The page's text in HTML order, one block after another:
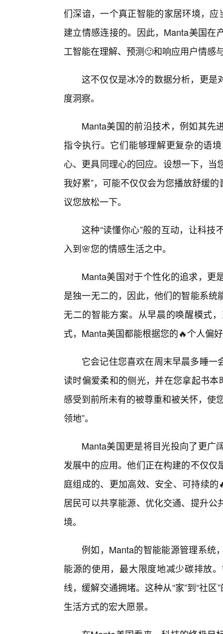
们深谙，一个真正智能的家居环境，
建立情感连接的。因此，Manta美国在
工智能在理解、预测🙂和响应用户情感
这不仅仅是冰冷的数据分析，更是
度洞察。
Manta美国的前沿技术，例如其先
指令执行。它们能够理解更复杂的语
心、更具同理心的回应。设想一下，当
我好累”，可能不仅仅会为您播放舒缓
议您放松一下。
这种“读懂你心”般的互动，让科
入到🌸您的情感生活之中。
Manta美国对于个性化的追求，更
是独一无二的，因此，他们的智能系
无二的智能方案。从早晨的唤醒模式
式，Manta美国都能根据您的🔥个人偏
它会记住您喜欢在周末早晨多睡
读时偏爱柔和的侧光，并在您拿起书
感受到前所未有的被尊重和被关怀，使
领地”。
Manta美国更是将目光投向了更广
发展中的应用。他们正在构建的不仅
庭组成的、更加高效、安全、可持续
居民可以共享能源、优化交通、提升
境。
例如，Manta的智能能源管理系统
能源的使用，最大限度地减少碳排放
线，缓解交通拥堵。这种从“家”到“社
生活方式的宏大愿景。